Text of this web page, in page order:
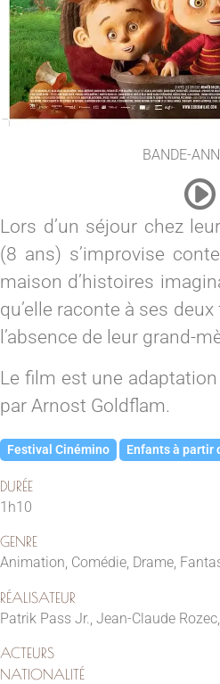
BANDE-
Lors d’un séjour chez
(8 ans) s’improvise
maison d’histoires
qu’elle raconte à ses
l’absence de leur grand-
Le film est une
par Arnost Goldflam.
Festival Cinémino Enfants à partir
DURÉE
1h10
GENRE
Animation, Comédie, Drame,
RÉALISATEUR
Patrik Pass Jr., Jean-Claude
ACTEURS
NATIONALITÉ